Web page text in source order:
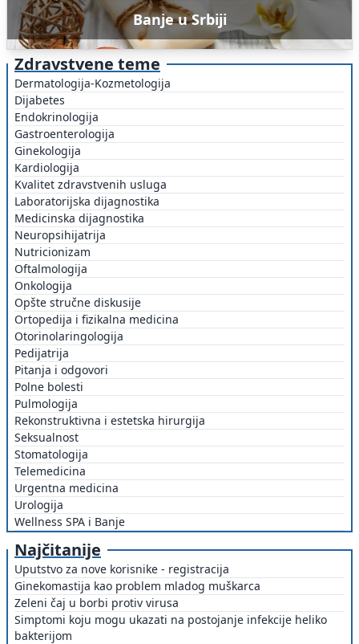
Banje u Srbiji
Zdravstvene teme
Dermatologija-Kozmetologija
Dijabetes
Endokrinologija
Gastroenterologija
Ginekologija
Kardiologija
Kvalitet zdravstvenih usluga
Laboratorijska dijagnostika
Medicinska dijagnostika
Neuropsihijatrija
Nutricionizam
Oftalmologija
Onkologija
Opšte stručne diskusije
Ortopedija i fizikalna medicina
Otorinolaringologija
Pedijatrija
Pitanja i odgovori
Polne bolesti
Pulmologija
Rekonstruktivna i estetska hirurgija
Seksualnost
Stomatologija
Telemedicina
Urgentna medicina
Urologija
Wellness SPA i Banje
Najčitanije
Uputstvo za nove korisnike - registracija
Ginekomastija kao problem mladog muškarca
Zeleni čaj u borbi protiv virusa
Simptomi koju mogu ukazati na postojanje infekcije heliko
bakterijom